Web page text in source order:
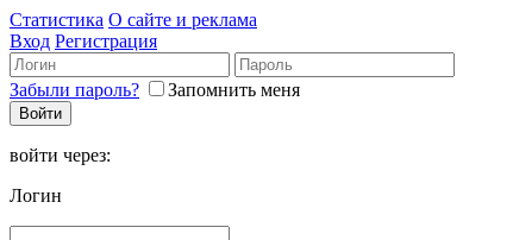
Статистика О сайте и реклама
Вход Регистрация
Забыли пароль? Запомнить меня
войти через:
Логин